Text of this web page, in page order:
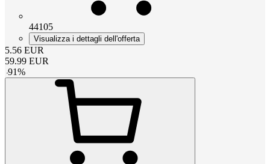
44105
Visualizza i dettagli dell'offerta
5.56 EUR
59.99 EUR
-91%